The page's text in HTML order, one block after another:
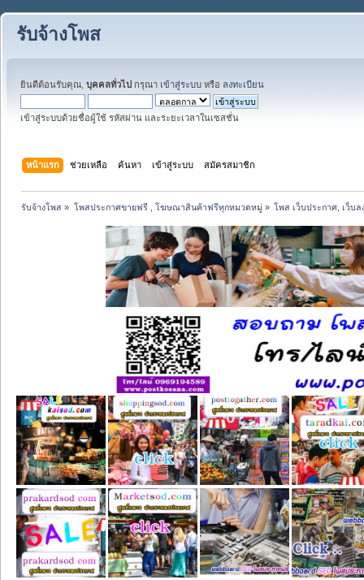
รับจ้างโพส
ยินดีต้อนรับคุณ, บุคคลทั่วไป กรุณา เข้าสู่ระบบ หรือ ลงทะเบียน
เข้าสู่ระบบด้วยชื่อผู้ใช้ รหัสผ่าน และระยะเวลาในเซสชั่น
หน้าแรก ช่วยเหลือ ค้นหา เข้าสู่ระบบ สมัครสมาชิก
รับจ้างโพส » โพสประกาศขายฟรี , โฆษณาสินค้าฟรีทุกหมวดหมู่» โพส เว็บประกาศ, เว็บ